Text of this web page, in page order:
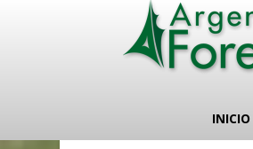
INICIO